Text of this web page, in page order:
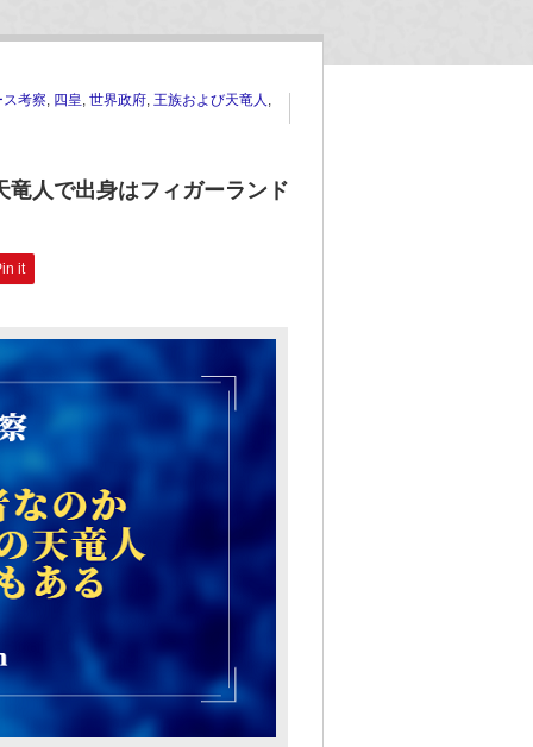
ス考察, 四皇, 世界政府, 王族および天竜人 ,
竜人で出身はフィガーランド
it